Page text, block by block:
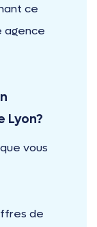
ce
agence
Lyon?
vous
de